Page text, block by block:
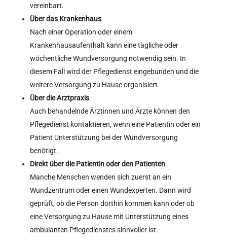
vereinbart.
Über das Krankenhaus
Nach einer Operation oder einem
Krankenhausaufenthalt kann eine tägliche oder
wöchentliche Wundversorgung notwendig sein. In
diesem Fall wird der Pflegedienst eingebunden und die
weitere Versorgung zu Hause organisiert.
Über die Arztpraxis
Auch behandelnde Ärztinnen und Ärzte können den
Pflegedienst kontaktieren, wenn eine Patientin oder ein
Patient Unterstützung bei der Wundversorgung
benötigt.
Direkt über die Patientin oder den Patienten
Manche Menschen wenden sich zuerst an ein
Wundzentrum oder einen Wundexperten. Dann wird
geprüft, ob die Person dorthin kommen kann oder ob
eine Versorgung zu Hause mit Unterstützung eines
ambulanten Pflegedienstes sinnvoller ist.